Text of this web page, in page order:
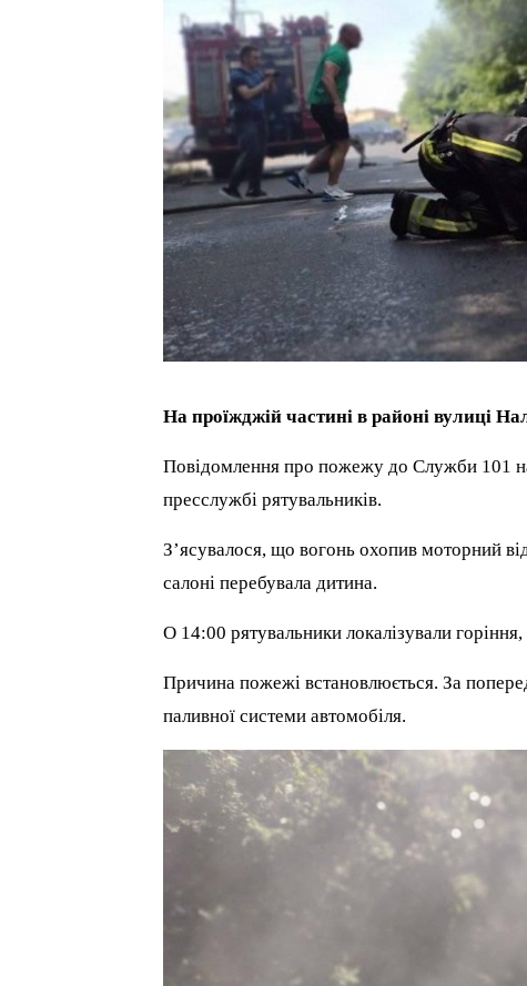
На проїжджій частині в районі вулиці
Повідомлення про пожежу до Служби 101
пресслужбі рятувальників.
З’ясувалося, що вогонь охопив моторний
салоні перебувала дитина.
О 14:00 рятувальники локалізували
Причина пожежі встановлюється. За
паливної системи автомобіля.